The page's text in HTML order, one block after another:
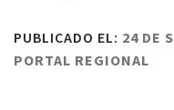
PUBLICADO EL: 24 DE
PORTAL REGIONAL